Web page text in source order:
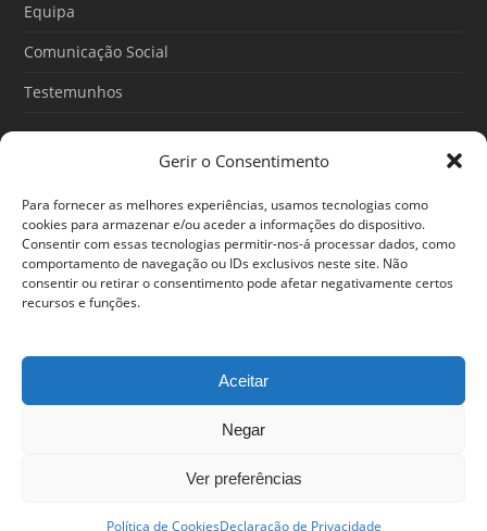
Gerir o Consentimento
Para fornecer as melhores experiências, usamos tecnologias como
cookies para armazenar e/ou aceder a informações do dispositivo.
Consentir com essas tecnologias permitir-nos-á processar dados, como
comportamento de navegação ou IDs exclusivos neste site. Não
consentir ou retirar o consentimento pode afetar negativamente certos
recursos e funções.
Aceitar
Negar
Ver preferências
Política de CookiesDeclaração de Privacidade
Equipa
Comunicação Social
Testemunhos
O Poder do Subconsciente: esse poder é teu
30/06/2026
Ansiedade: cuidar de si antes que o alerta tome conta da
sua vida
© 2024 Em Forma. Todos os direitos reservados
do Consumidor|Política de privacidade
Estamos disponíveis entre as 12h e as 20h